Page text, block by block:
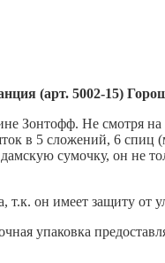
(арт. 5002-15)
Зонтофф. Не смотря на
в 5 сложений, 6 спиц
сумочку, он не
он имеет защиту от
упаковка